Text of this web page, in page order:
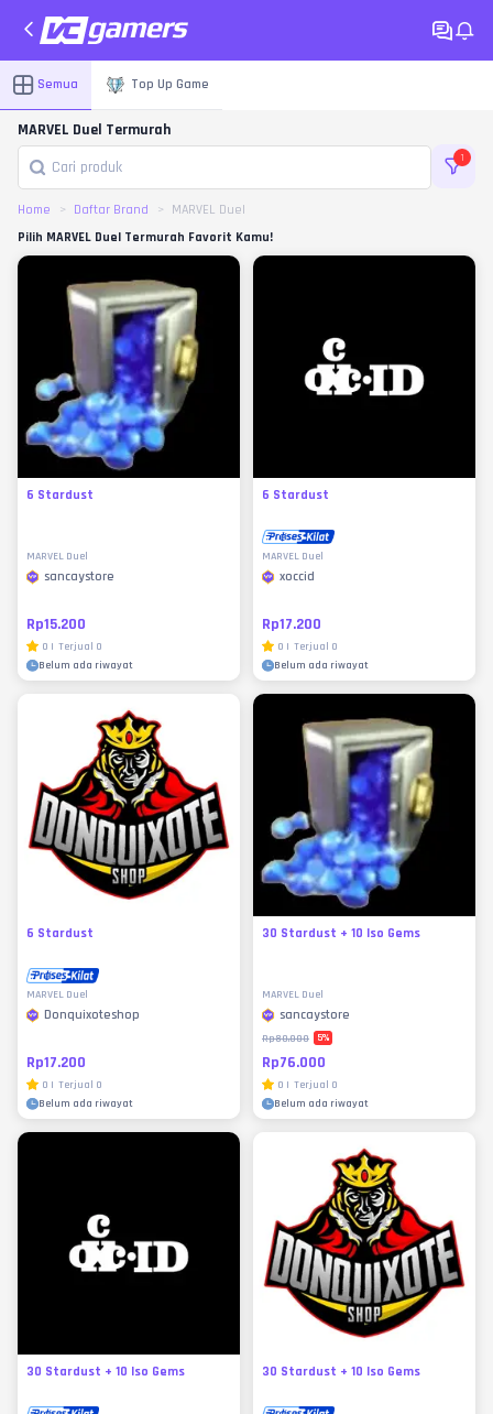
Semua Top Up Game
MARVEL Duel Termurah
1
Home Daftar Brand
MARVEL Duel
Pilih MARVEL Duel Termurah Favorit Kamu!
6 Stardust
MARVEL Duel
sancaystore
Rp15.200
0 | Terjual 0
Belum ada riwayat
6 Stardust
MARVEL Duel
xoccid
Rp17.200
0 | Terjual 0
Belum ada riwayat
6 Stardust
MARVEL Duel
Donquixoteshop
Rp17.200
0 | Terjual 0
Belum ada riwayat
30 Stardust + 10 Iso Gems
MARVEL Duel
sancaystore
Rp80.000 5%
Rp76.000
0 | Terjual 0
Belum ada riwayat
30 Stardust + 10 Iso Gems 30 Stardust + 10 Iso Gems